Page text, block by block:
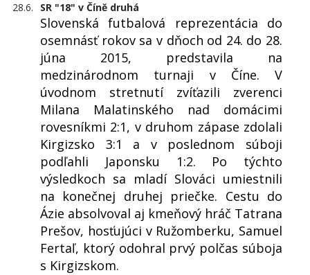
28.6. SR "18" v Číně druhá
Slovenská futbalová reprezentácia do
osemnásť rokov sa v dňoch od 24. do 28.
júna 2015, predstavila na
medzinárodnom turnaji v Číne. V
úvodnom stretnutí zvíťazili zverenci
Milana Malatinského nad domácimi
rovesníkmi 2:1, v druhom zápase zdolali
Kirgizsko 3:1 a v poslednom súboji
podľahli Japonsku 1:2. Po týchto
výsledkoch sa mladí Slováci umiestnili
na konečnej druhej priečke. Cestu do
Ázie absolvoval aj kmeňový hráč Tatrana
Prešov, hosťujúci v Ružomberku, Samuel
Fertaľ, ktorý odohral prvý polčas súboja
s Kirgizskom.